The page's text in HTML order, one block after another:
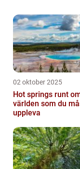
02 oktober 2025
Hot springs runt
världen som du
uppleva